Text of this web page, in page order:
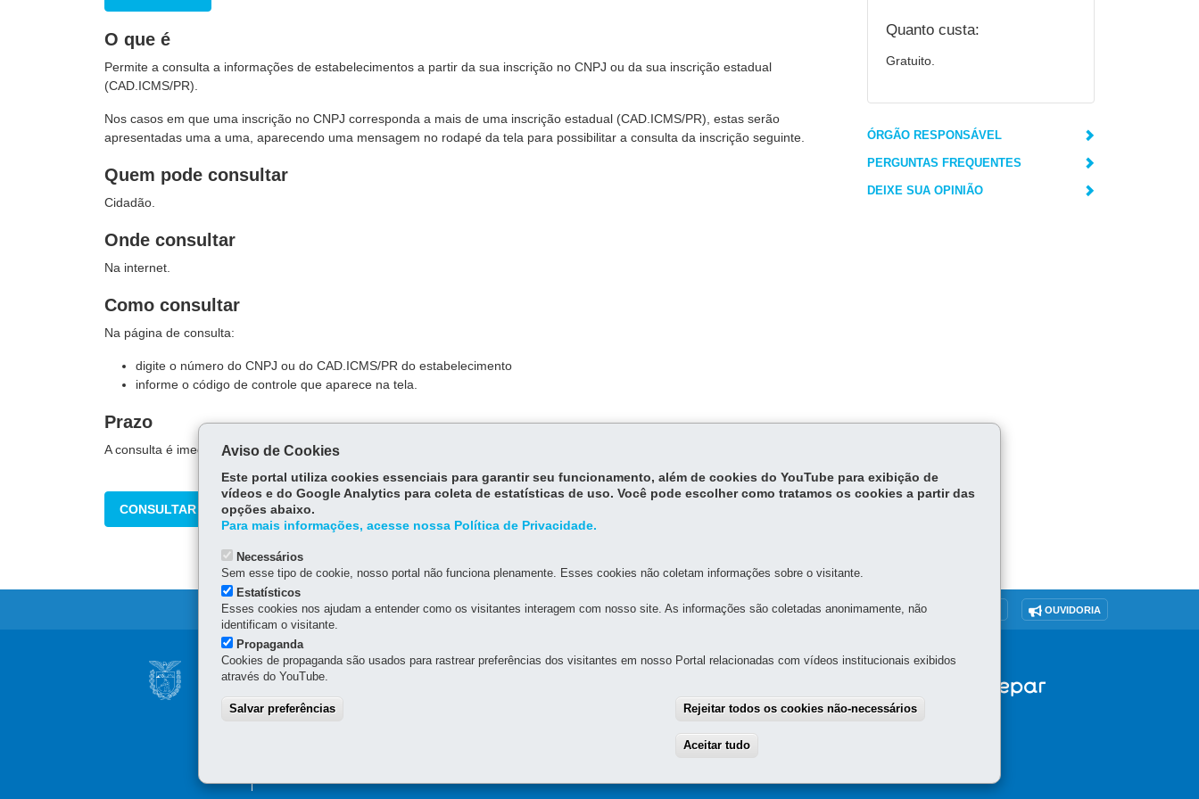
O que é
Permite a consulta a informações de estabelecimentos a partir da sua inscrição no CNPJ ou da sua inscrição estadual
(CAD.ICMS/PR).
Nos casos em que uma inscrição no CNPJ corresponda a mais de uma inscrição estadual (CAD.ICMS/PR), estas serão
apresentadas uma a uma, aparecendo uma mensagem no rodapé da tela para possibilitar a consulta da inscrição seguinte.
Quem pode consultar
Cidadão.
Onde consultar
Na internet.
Como consultar
Na página de consulta:
digite o número do CNPJ ou do CAD.ICMS/PR do estabelecimento
informe o código de controle que aparece na tela.
Prazo
A consulta é imediata.
CONSULTAR
Quanto custa:
Gratuito.
ÓRGÃO RESPONSÁVEL
PERGUNTAS FREQUENTES
DEIXE SUA OPINIÃO
MAPA DO SITE DENUNCIE CORRUPÇÃO OUVIDORIA
Navegação
principal
AGÊNCIA DO MIGRANTE
SUPERINTENDÊNCIA-GERAL DE GOVERNANÇA MIGRATÓRIA
Aviso de Cookies
Este portal utiliza cookies essenciais para garantir seu funcionamento, além de cookies do YouTube para exibição de
vídeos e do Google Analytics para coleta de estatísticas de uso. Você pode escolher como tratamos os cookies a partir das
opções abaixo.
Para mais informações, acesse nossa Política de Privacidade.
Necessários
Sem esse tipo de cookie, nosso portal não funciona plenamente. Esses cookies não coletam informações sobre o visitante.
Estatísticos
Esses cookies nos ajudam a entender como os visitantes interagem com nosso site. As informações são coletadas anonimamente, não
identificam o visitante.
Propaganda
Cookies de propaganda são usados para rastrear preferências dos visitantes em nosso Portal relacionadas com vídeos institucionais exibidos
através do YouTube.
Salvar preferências Rejeitar todos os cookies não-necessários
Aceitar tudo